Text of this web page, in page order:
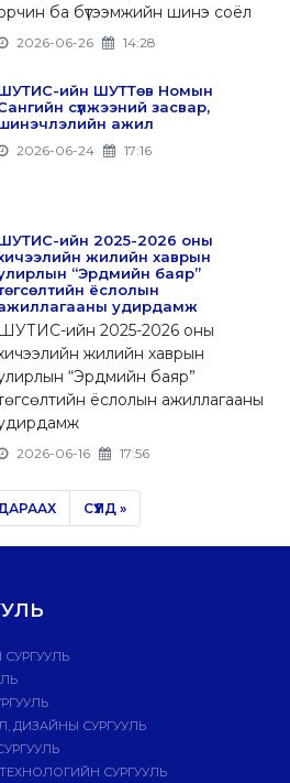
ба бүтээмжийн шинэ соёл
2026-06-26 14:28
ийн ШУТТөв Номын
сүлжээний засвар,
ажил
2026-06-24 17:16
ийн 2025-2026 оны
жилийн хаврын
“Эрдмийн баяр”
ёслолын
удирдамж
ШУТИС-ийн 2025-2026 оны
жилийн хаврын
“Эрдмийн баяр”
ёслолын ажиллагааны
2026-06-16 17:56
СҮҮЛД »
СУРГУУЛЬ
ДИЗАЙНЫ СУРГУУЛЬ
СУРГУУЛЬ